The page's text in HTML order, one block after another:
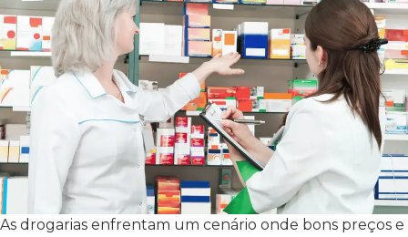
As drogarias enfrentam um cenário onde bons preços e